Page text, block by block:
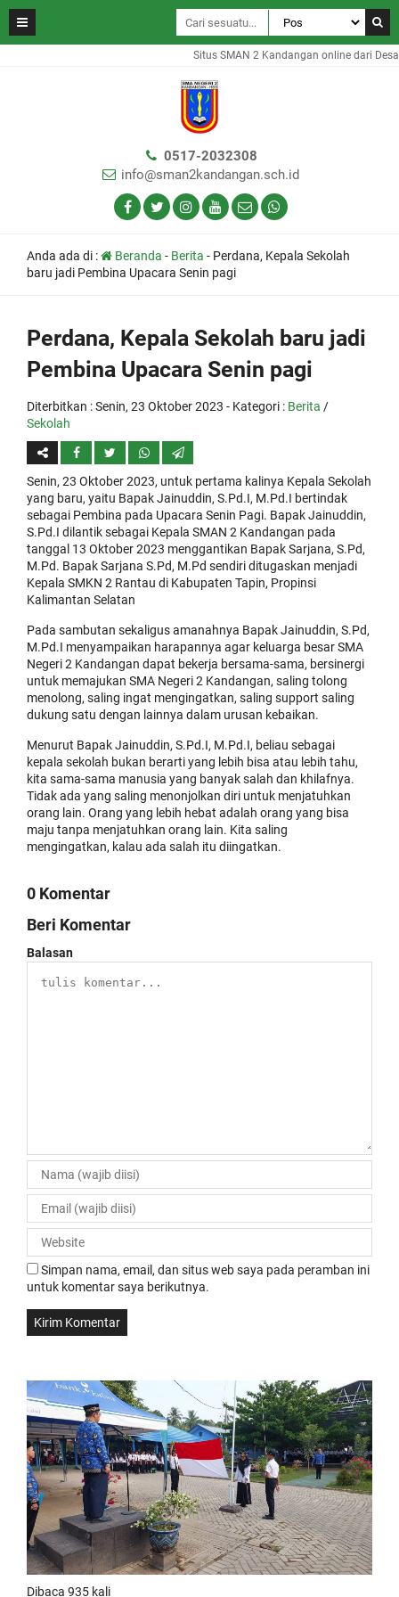
Situs SMAN 2 Kandangan online dari Desa
0517-2032308
info@sman2kandangan.sch.id
Anda ada di : Beranda - Berita - Perdana, Kepala Sekolah
baru jadi Pembina Upacara Senin pagi
Perdana, Kepala Sekolah baru jadi
Pembina Upacara Senin pagi
Diterbitkan :Senin, 23 Oktober 2023 - Kategori : Berita /
Sekolah
Senin, 23 Oktober 2023, untuk pertama kalinya Kepala Sekolah
yang baru, yaitu Bapak Jainuddin, S.Pd.I, M.Pd.I bertindak
sebagai Pembina pada Upacara Senin Pagi. Bapak Jainuddin,
S.Pd.I dilantik sebagai Kepala SMAN 2 Kandangan pada
tanggal 13 Oktober 2023 menggantikan Bapak Sarjana, S.Pd,
M.Pd. Bapak Sarjana S.Pd, M.Pd sendiri ditugaskan menjadi
Kepala SMKN 2 Rantau di Kabupaten Tapin, Propinsi
Kalimantan Selatan
Pada sambutan sekaligus amanahnya Bapak Jainuddin, S.Pd,
M.Pd.I menyampaikan harapannya agar keluarga besar SMA
Negeri 2 Kandangan dapat bekerja bersama-sama, bersinergi
untuk memajukan SMA Negeri 2 Kandangan, saling tolong
menolong, saling ingat mengingatkan, saling support saling
dukung satu dengan lainnya dalam urusan kebaikan.
Menurut Bapak Jainuddin, S.Pd.I, M.Pd.I, beliau sebagai
kepala sekolah bukan berarti yang lebih bisa atau lebih tahu,
kita sama-sama manusia yang banyak salah dan khilafnya.
Tidak ada yang saling menonjolkan diri untuk menjatuhkan
orang lain. Orang yang lebih hebat adalah orang yang bisa
maju tanpa menjatuhkan orang lain. Kita saling
mengingatkan, kalau ada salah itu diingatkan.
0 Komentar
Beri Komentar
Balasan
Simpan nama, email, dan situs web saya pada peramban ini
untuk komentar saya berikutnya.
Dibaca 935 kali